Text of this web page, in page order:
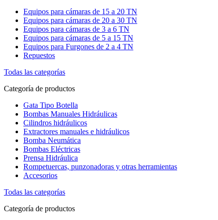
Equipos para cámaras de 15 a 20 TN
Equipos para cámaras de 20 a 30 TN
Equipos para cámaras de 3 a 6 TN
Equipos para cámaras de 5 a 15 TN
Equipos para Furgones de 2 a 4 TN
Repuestos
Todas las categorías
Categoría de productos
Gata Tipo Botella
Bombas Manuales Hidráulicas
Cilindros hidráulicos
Extractores manuales e hidráulicos
Bomba Neumática
Bombas Eléctricas
Prensa Hidráulica
Rompetuercas, punzonadoras y otras herramientas
Accesorios
Todas las categorías
Categoría de productos